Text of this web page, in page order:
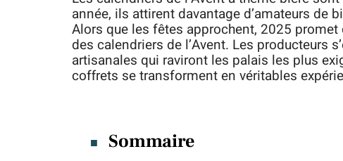
année, ils attirent davantage d’amateurs de
Alors que les fêtes approchent, 2025
des calendriers de l’Avent. Les producteurs
artisanales qui raviront les palais les plus
coffrets se transforment en véritables
Sommaire